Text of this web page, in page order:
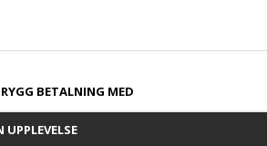
BETALNING MED​
UPPLEVELSE